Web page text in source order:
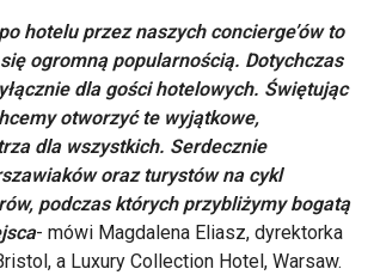
hotelu przez naszych concierge’ów to
ogromną popularnością. Dotychczas
dla gości hotelowych. Świętując
otworzyć te wyjątkowe,
dla wszystkich. Serdecznie
oraz turystów na cykl
podczas których przybliżymy bogatą
- mówi Magdalena Eliasz, dyrektorka
a Luxury Collection Hotel, Warsaw.